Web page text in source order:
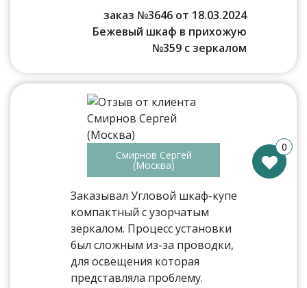
заказ №3646 от 18.03.2024
Бежевый шкаф в прихожую
№359 с зеркалом
Смирнов Сергей
(Москва)
Заказывал Угловой шкаф-купе
компактный с узорчатым
зеркалом. Процесс установки
был сложным из-за проводки,
для освещения которая
представляла проблему.
0